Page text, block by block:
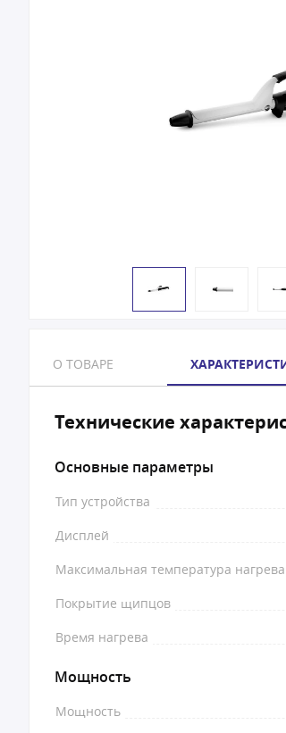
О ТОВАРЕ
Технические
Основные параметры
Тип устройства
Дисплей
Максимальная температура нагрева
Покрытие щипцов
Время нагрева
Мощность
Мощность